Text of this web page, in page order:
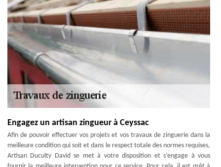
Engagez un artisan zingueur à Ceyssac
Afin de pouvoir effectuer vos projets et vos travaux de zinguerie dans la
meilleure condition qui soit et dans le respect totale des normes requises,
Artisan Duculty David se met à votre disposition et s’engage à vous